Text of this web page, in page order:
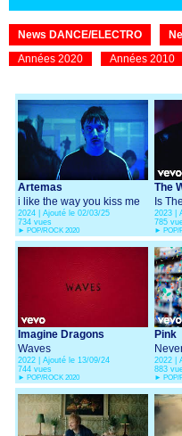
News DANCE/ELECTRO
Années 2020
Années 2010
Artemas
i like the way you kiss me
2024 | Ajouté le 02/03/25
734 vues
► POP/ROCK 2020
The
Is
2023 |
785
► POP/
Imagine Dragons
Waves
2022 | Ajouté le 13/09/24
744 vues
► POP/ROCK 2020
Pink
Again
2022 |
883
► POP/